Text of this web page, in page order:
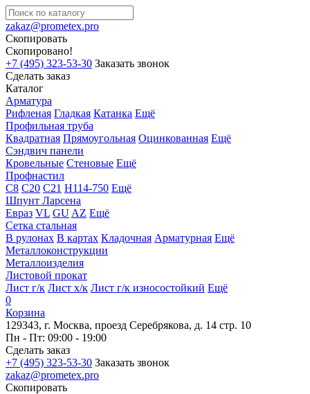
zakaz@prometex.pro
Скопировать
Скопировано!
+7 (495) 323-53-30 Заказать звонок
Сделать заказ
Каталог
Арматура
Рифленая Гладкая Катанка Ещё
Профильная труба
Квадратная Прямоугольная Оцинкованная Ещё
Сэндвич панели
Кровельные Стеновые Ещё
Профнастил
С8 С20 С21 Н114-750 Ещё
Шпунт Ларсена
Евраз VL GU AZ Ещё
Сетка стальная
В рулонах В картах Кладочная Арматурная Ещё
Металлоконструкции
Металлоизделия
Листовой прокат
Лист г/к Лист х/к Лист г/к износостойкий Ещё
0
Корзина
129343, г. Москва, проезд Серебрякова, д. 14 стр. 10
Пн - Пт: 09:00 - 19:00
Сделать заказ
+7 (495) 323-53-30 Заказать звонок
zakaz@prometex.pro
Скопировать